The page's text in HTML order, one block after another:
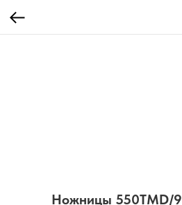
Ножницы 550TMD/9